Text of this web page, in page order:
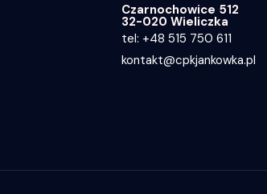
Czarnochowice 512
32-020 Wieliczka
tel: +48 515 750 611
kontakt@cpkjankowka.pl